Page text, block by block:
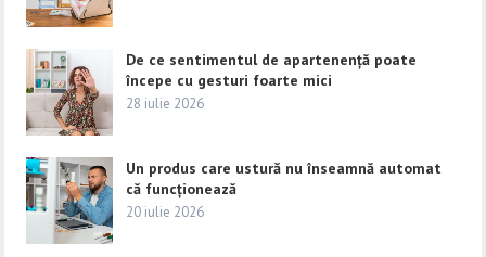
De ce sentimentul de apartenență poate
începe cu gesturi foarte mici
28 iulie 2026
Un produs care ustură nu înseamnă automat
că funcționează
20 iulie 2026